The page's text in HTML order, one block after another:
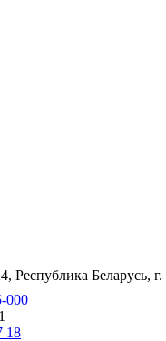
Республика Беларусь,
000
18